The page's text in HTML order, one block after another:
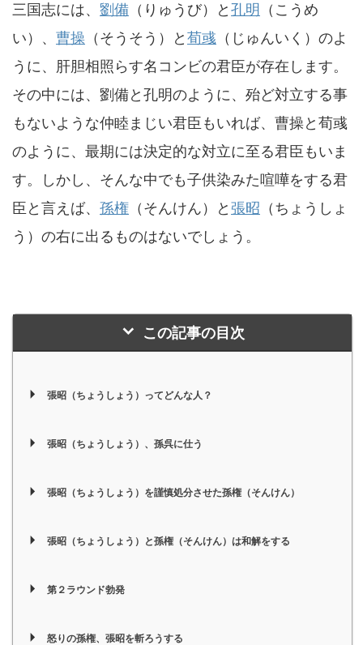
三国志には、 劉備 （りゅうび）と孔明
（こうめ
い）、 曹操 （そうそう）と荀彧 （じゅんいく）のよ
うに、肝胆相照らす名コンビの君臣が存在します。
その中には、劉備と孔明のように、殆ど対立する事
もないような仲睦まじい君臣もいれば、曹操と荀彧
のように、最期には決定的な対立に至る君臣もいま
す。しかし、そんな中でも子供染みた喧嘩をする君
臣と言えば、 孫権 （そんけん）と張昭 （ちょうしょ
う）の右に出るものはないでしょう。
この記事の目次
張昭（ちょうしょう）ってどんな人？
張昭（ちょうしょう）、孫呉に仕う
張昭（ちょうしょう）を謹慎処分させた孫権（そんけん）
張昭（ちょうしょう）と孫権（そんけん）は和解をする
第２ラウンド勃発
怒りの孫権、張昭を斬ろうする